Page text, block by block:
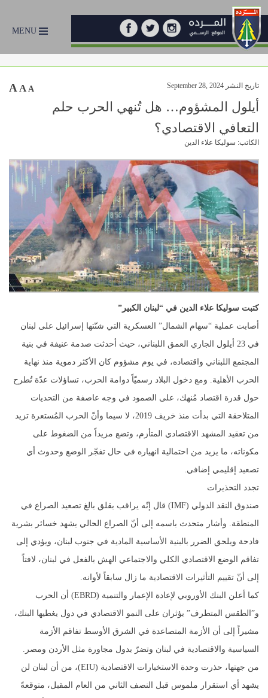
MENU
تاريخ النشر September 28, 2024 A A A
أيلول المشؤوم… هل تُنهي الحرب حلم
التعافي الاقتصادي؟
الكاتب: سوليكا علاء الدين
كتبت سوليكا علاء الدين في “لبنان الكبير”
أصابت عملية “سهام الشمال” العسكرية التي شنّتها إسرائيل على لبنان
في 23 أيلول الجاري العمق اللبناني، حيث أحدثت صدمة عنيفة في بنية
المجتمع اللبناني واقتصاده، في يوم مشؤوم كان الأكثر دموية منذ نهاية
الحرب الأهلية. ومع دخول البلاد رسميّاً دوامة الحرب، تساؤلات عدّة تُطرح
حول قدرة اقتصاد مُنهك، على الصمود في وجه عاصفة من التحديات
المتلاحقة التي بدأت منذ خريف 2019، لا سيما وأنّ الحرب المُستعرة تزيد
من تعقيد المشهد الاقتصادي المتأزم، وتضع مزيداً من الضغوط على
مكوناته، ما يزيد من احتمالية انهياره في حال تفجّر الوضع وحدوث أي
تصعيد إقليمي إضافي.
تجدد التحذيرات
صندوق النقد الدولي (IMF) قال إنّه يراقب بقلق بالغ تصعيد الصراع في
المنطقة. وأشار متحدث باسمه إلى أنّ الصراع الحالي يشهد خسائر بشرية
فادحة ويلحق الضرر بالبنية الأساسية المادية في جنوب لبنان، ويؤدي إلى
تفاقم الوضع الاقتصادي الكلي والاجتماعي الهش بالفعل في لبنان، لافتاً
إلى أنّ تقييم التأثيرات الاقتصادية ما زال سابقاً لأوانه.
كما أعلن البنك الأوروبي لإعادة الإعمار والتنمية (EBRD) أن الحرب
و”الطقس المتطرف” يؤثران على النمو الاقتصادي في دول يغطيها البنك،
مشيراً إلى أن الأزمة المتصاعدة في الشرق الأوسط تفاقم الأزمة
السياسية والاقتصادية في لبنان وتضرّ بدول مجاورة مثل الأردن ومصر.
من جهتها، حذرت وحدة الاستخبارات الاقتصادية (EIU)، من أن لبنان لن
يشهد أي استقرار ملموس قبل النصف الثاني من العام المقبل، متوقعةً